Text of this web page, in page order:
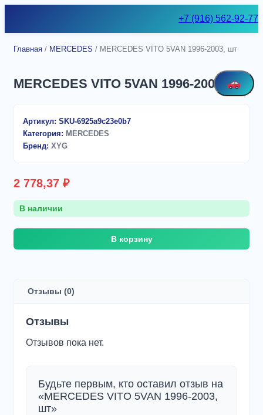
+7 (916) 562-92-77
Главная / MERCEDES / MERCEDES VITO 5VAN 1996-2003, шт
MERCEDES VITO 5VAN 1996-2003, шт
Артикул: SKU-6925a9c23e0b7
Категория: MERCEDES
Бренд: XYG
2 778,37 ₽
В наличии
Количество
2003,
В корзину
Отзывы (0)
Отзывы
Отзывов пока нет.
Будьте первым, кто оставил отзыв на
«MERCEDES VITO 5VAN 1996-2003,
шт»